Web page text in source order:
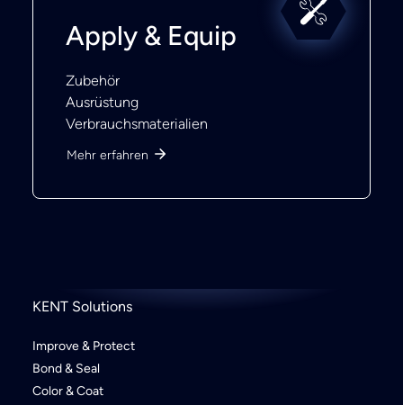
Apply & Equip
Zubehör
Ausrüstung
Verbrauchsmaterialien
Mehr erfahren
KENT Solutions
Improve & Protect
Bond & Seal
Color & Coat